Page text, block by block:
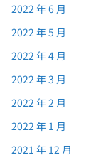
2022 年 6 月
2022 年 5 月
2022 年 4 月
2022 年 3 月
2022 年 2 月
2022 年 1 月
2021 年 12 月